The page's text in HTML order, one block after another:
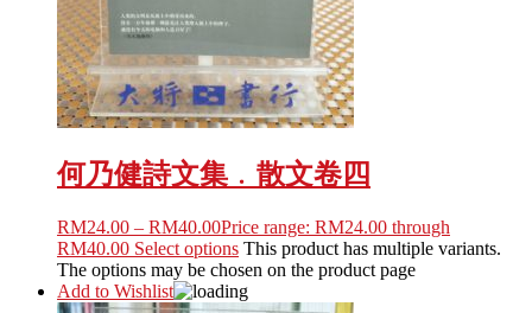
何乃健詩文集﹒散文卷四
RM24.00 – RM40.00Price range: RM24.00 through
RM40.00 Select options This product has multiple variants.
The options may be chosen on the product page
Add to Wishlist